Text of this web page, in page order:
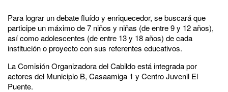
Para lograr un debate fluído y enriquecedor, se buscará que
participe un máximo de 7 niños y niñas (de entre 9 y 12 años),
así como adolescentes (de entre 13 y 18 años) de cada
institución o proyecto con sus referentes educativos.
La Comisión Organizadora del Cabildo está integrada por
actores del Municipio B, Casaamiga 1 y Centro Juvenil El
Puente.